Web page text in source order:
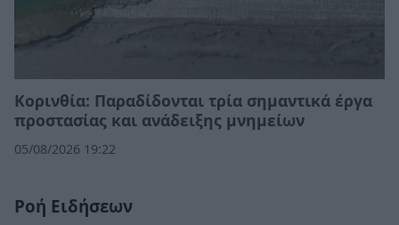
Κορινθία: Παραδίδονται τρία σημαντικά έργα
προστασίας και ανάδειξης μνημείων
05/08/2026 19:22
Ροή Ειδήσεων